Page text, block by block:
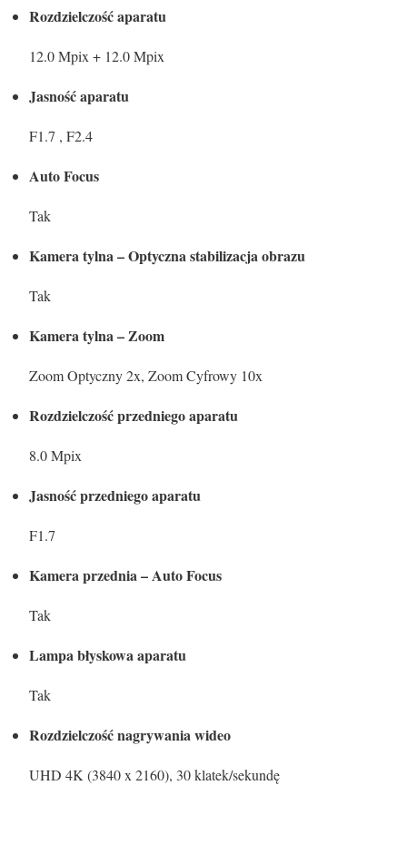
Rozdzielczość aparatu
12.0 Mpix + 12.0 Mpix
Jasność aparatu
F1.7 , F2.4
Auto Focus
Tak
Kamera tylna – Optyczna stabilizacja obrazu
Tak
Kamera tylna – Zoom
Zoom Optyczny 2x, Zoom Cyfrowy 10x
Rozdzielczość przedniego aparatu
8.0 Mpix
Jasność przedniego aparatu
F1.7
Kamera przednia – Auto Focus
Tak
Lampa błyskowa aparatu
Tak
Rozdzielczość nagrywania wideo
UHD 4K (3840 x 2160), 30 klatek/sekundę